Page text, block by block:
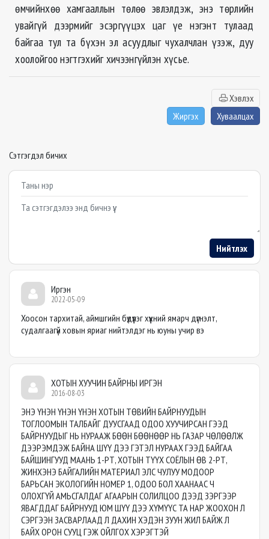
өмчийнхөө хамгааллын төлөө эвлэлдэж, энэ төрлийн
увайгүй дээрмийг эсэргүүцэх цаг үе нэгэнт тулаад
байгаа тул та бүхэн эл асуудлыг чухалчлан үзэж, дуу
хоолойгоо нэгтгэхийг хичээнгүйлэн хүсье.
Хэвлэх
Жиргэх
Хуваалцах
Сэтгэгдэл бичих
Example textarea
Нийтлэх
Иргэн
2022-05-09
Хоосон тархитай, аймшгийн бүдүүлэг хүүхний ямарч дүгнэлт,
судалгаагүй ховын яриаг нийтэлдэг нь юуны учир вэ
ХОТЫН ХУУЧИН БАЙРНЫ ИРГЭН
2016-08-03
ЭНЭ ҮНЭН ҮНЭН ҮНЭН ХОТЫН ТӨВИЙН БАЙРНУУДЫН
ТОГЛООМЫН ТАЛБАЙГ ДУУСГААД ОДОО ХУУЧИРСАН ГЭЭД
БАЙРНУУДЫГ НЬ НУРААЖ БӨӨН БӨӨНӨӨР НЬ ГАЗАР ЧӨЛӨӨЛЖ
ДЭЭРЭМДЭЖ БАЙНА ШҮҮ ДЭЭ ГЭТЭЛ НУРААХ ГЭЭД БАЙГАА
БАЙШИНГУУД МААНЬ 1-РТ, ХОТЫН ТҮҮХ СОЁЛЫН ӨВ 2-РТ,
ЖИНХЭНЭ БАЙГАЛИЙН МАТЕРИАЛ ЭЛС ЧУЛУУ МОДООР
БАРЬСАН ЭКОЛОГИЙН НОМЕР 1, ОДОО БОЛ ХААНААС Ч
ОЛОХГҮЙ АМЬСГАЛДАГ АГААРЫН СОЛИЛЦОО ДЭЭД ЗЭРГЭЭР
ЯВАГДДАГ БАЙРНУУД ЮМ ШҮҮ ДЭЭ ХҮМҮҮС ТА НАР ЖООХОН Л
СЭРГЭЭН ЗАСВАРЛААД Л ДАХИН ХЭДЭН ЗУУН ЖИЛ БАЙЖ Л
БАЙХ ОРОН СУУЦ ГЭЖ ОЙЛГОХ ХЭРЭГТЭЙ